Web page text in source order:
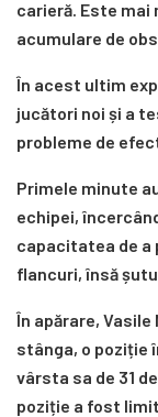
carieră. Este mai
acumulare de
În acest ultim
jucători noi și a
probleme de
Primele minute
echipei,
capacitatea de a
flancuri, însă
În apărare,
stânga, o poziție
vârsta sa de 31
poziție a fost